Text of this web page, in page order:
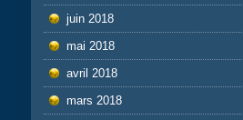
juin 2018
mai 2018
avril 2018
mars 2018